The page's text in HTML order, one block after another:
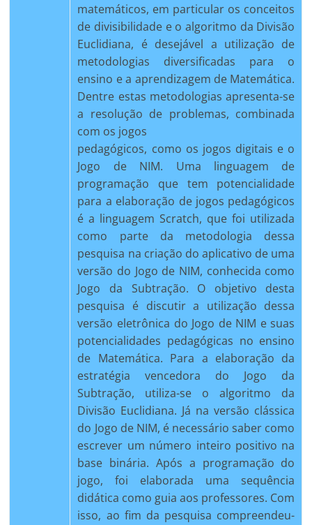
matemáticos, em particular os conceitos
de divisibilidade e o algoritmo da Divisão
Euclidiana, é desejável a utilização de
metodologias diversificadas para o
ensino e a aprendizagem de Matemática.
Dentre estas metodologias apresenta-se
a resolução de problemas, combinada
com os jogos
pedagógicos, como os jogos digitais e o
Jogo de NIM. Uma linguagem de
programação que tem potencialidade
para a elaboração de jogos pedagógicos
é a linguagem Scratch, que foi utilizada
como parte da metodologia dessa
pesquisa na criação do aplicativo de uma
versão do Jogo de NIM, conhecida como
Jogo da Subtração. O objetivo desta
pesquisa é discutir a utilização dessa
versão eletrônica do Jogo de NIM e suas
potencialidades pedagógicas no ensino
de Matemática. Para a elaboração da
estratégia vencedora do Jogo da
Subtração, utiliza-se o algoritmo da
Divisão Euclidiana. Já na versão clássica
do Jogo de NIM, é necessário saber como
escrever um número inteiro positivo na
base binária. Após a programação do
jogo, foi elaborada uma sequência
didática como guia aos professores. Com
isso, ao fim da pesquisa compreendeu-